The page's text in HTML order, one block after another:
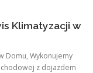
Klimatyzacji w
Domu, Wykonujemy
z dojazdem